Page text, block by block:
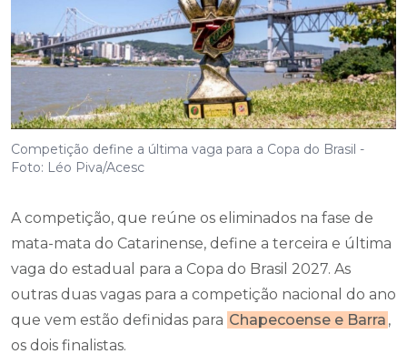
Competição define a última vaga para a Copa do Brasil -
Foto: Léo Piva/Acesc
A competição, que reúne os eliminados na fase de
mata-mata do Catarinense, define a terceira e última
vaga do estadual para a Copa do Brasil 2027. As
outras duas vagas para a competição nacional do ano
que vem estão definidas para Chapecoense e Barra ,
os dois finalistas.